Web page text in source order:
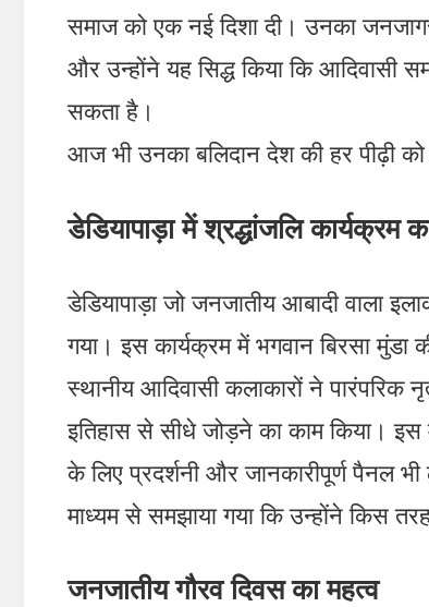
समाज को एक नई दिशा दी। उनका
और उन्होंने यह सिद्ध किया कि आदिवासी
सकता है।
आज भी उनका बलिदान देश की हर पीढ़ी को
डेडियापाड़ा में श्रद्धांजलि कार्यक्रम
डेडियापाड़ा जो जनजातीय आबादी वाला
गया। इस कार्यक्रम में भगवान बिरसा मुंडा
स्थानीय आदिवासी कलाकारों ने
इतिहास से सीधे जोड़ने का काम किया।
के लिए प्रदर्शनी और जानकारीपूर्ण पैनल
माध्यम से समझाया गया कि उन्होंने किस
जनजातीय गौरव दिवस का महत्व